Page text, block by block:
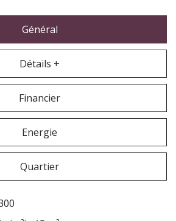
Général
Détails +
Financier
Energie
Quartier